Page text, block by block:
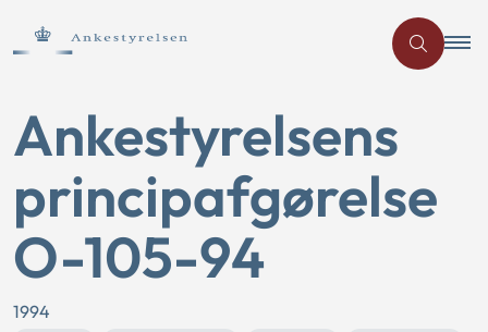
Ankestyrelsens
principafgørelse
O-105-94
1994